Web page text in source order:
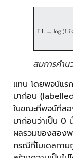
สมการคำ
แทน โดยพจน์แร
มาก่อน
ในขณะที่พจน์ที่สอ
มาก่อนว่าเป็น 0
ผลรวมของสองพ
กรณีที่โมเดลทา